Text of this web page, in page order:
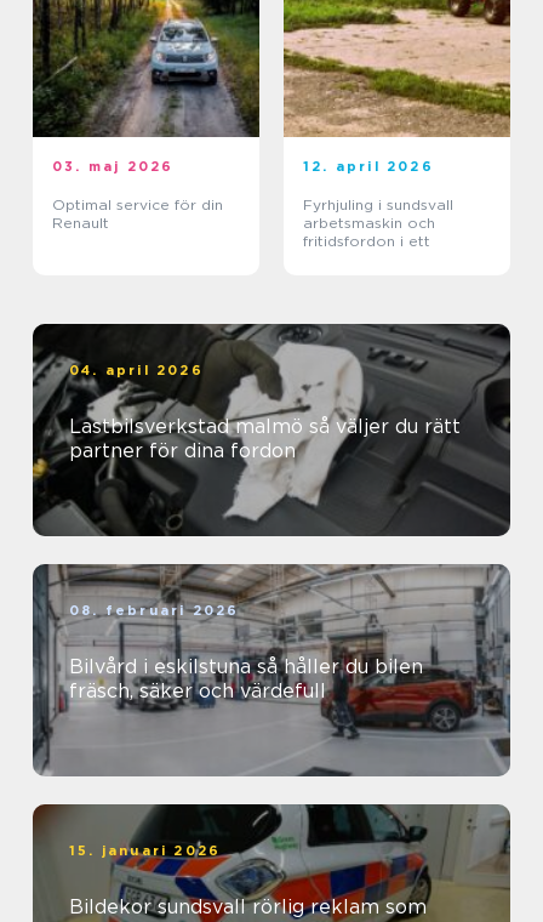
03. maj 2026
Optimal service för din
Renault
12. april 2026
Fyrhjuling i sundsvall
arbetsmaskin och
fritidsfordon i ett
04. april 2026
Lastbilsverkstad malmö så väljer du rätt
partner för dina fordon
08. februari 2026
Bilvård i eskilstuna så håller du bilen
fräsch, säker och värdefull
15. januari 2026
Bildekor sundsvall rörlig reklam som